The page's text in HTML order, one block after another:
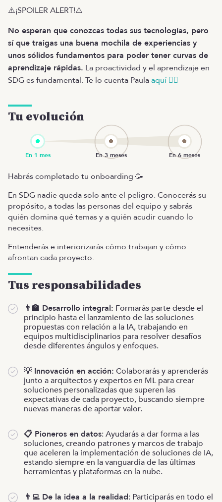
⚠️¡SPOILER ALERT!⚠️
No esperan que conozcas todas sus tecnologías, pero
sí que traigas una buena mochila de experiencias y
unos sólidos fundamentos para poder tener curvas de
aprendizaje rápidas. La proactividad y el aprendizaje en
SDG es fundamental. Te lo cuenta Paulaaquí 👈🏻
Tu evolución
Habrás completado tu onboarding 🥳
En SDG nadie queda solo ante el peligro. Conocerás su
propósito, a todas las personas del equipo y sabrás
quién domina qué temas y a quién acudir cuando lo
necesites.
Entenderás e interiorizarás cómo trabajan y cómo
afrontan cada proyecto.
Tus responsabilidades
👨‍🏫 Desarrollo integral: Formarás parte desde el
principio hasta el lanzamiento de las soluciones
propuestas con relación a la IA, trabajando en
equipos multidisciplinarios para resolver desafíos
desde diferentes ángulos y enfoques.
💡 Innovación en acción: Colaborarás y aprenderás
junto a arquitectos y expertos en ML para crear
soluciones personalizadas que superen las
expectativas de cada proyecto, buscando siempre
nuevas maneras de aportar valor.
📋 Pioneros en datos: Ayudarás a dar forma a las
soluciones, creando patrones y marcos de trabajo
que aceleren la implementación de soluciones de IA,
estando siempre en la vanguardia de las últimas
herramientas y plataformas en la nube.
👨‍💻 De la idea a la realidad: Participarás en todo el